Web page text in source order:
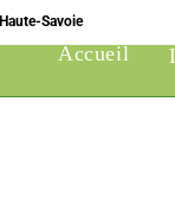
Savoie
Accueil